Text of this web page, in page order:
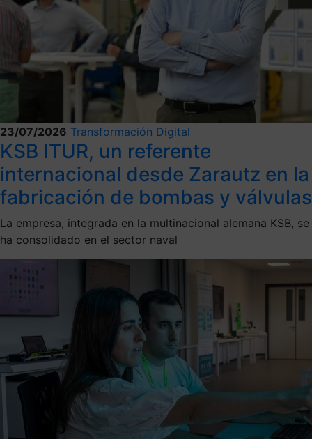
23/07/2026 Transformación Digital
KSB ITUR, un referente
internacional desde Zarautz en la
fabricación de bombas y válvulas
La empresa, integrada en la multinacional alemana KSB, se
ha consolidado en el sector naval